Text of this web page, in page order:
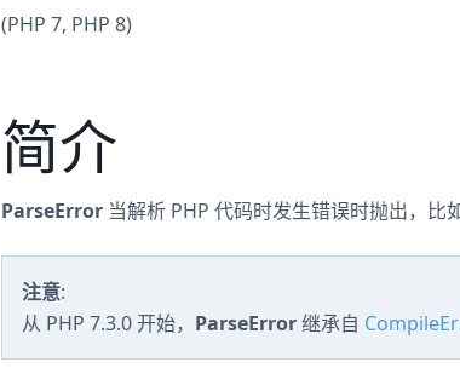
(PHP 7, PHP 8)
简介
ParseError 当解析 PHP 代码时发生错误时抛出，比
注意:
从 PHP 7.3.0 开始， ParseError继承自